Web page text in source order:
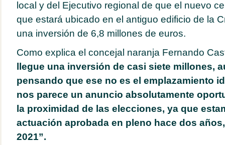
local y del Ejecutivo regional de que el nuevo
que estará ubicado en el antiguo edificio de la
una inversión de 6,8 millones de euros.
Como explica el concejal naranja Fernando
llegue una inversión de casi siete millones,
pensando que ese no es el emplazamiento
nos parece un anuncio absolutamente
la proximidad de las elecciones, ya que
actuación aprobada en pleno hace dos
2021”.